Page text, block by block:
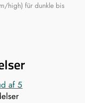
high) für dunkle bis
af 5